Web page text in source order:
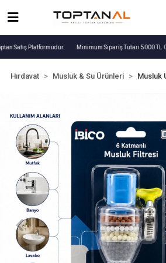
Satış Platformudur. Minimum Sipariş Tutarı 5000 TL
Hırdavat Musluk & Su Ürünleri Musluk